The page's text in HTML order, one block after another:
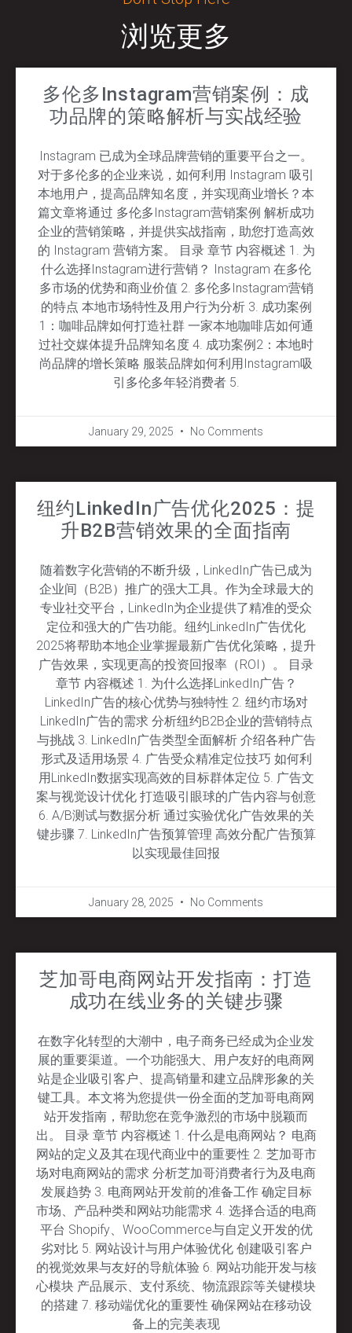
浏览更多
多伦多Instagram营销案例：成
功品牌的策略解析与实战经验
Instagram 已成为全球品牌营销的重要平台之一。
对于多伦多的企业来说，如何利用 Instagram 吸引
本地用户，提高品牌知名度，并实现商业增长？本
篇文章将通过 多伦多Instagram营销案例 解析成功
企业的营销策略，并提供实战指南，助您打造高效
的 Instagram 营销方案。 目录 章节 内容概述 1. 为
什么选择Instagram进行营销？ Instagram 在多伦
多市场的优势和商业价值 2. 多伦多Instagram营销
的特点 本地市场特性及用户行为分析 3. 成功案例
1：咖啡品牌如何打造社群 一家本地咖啡店如何通
过社交媒体提升品牌知名度 4. 成功案例2：本地时
尚品牌的增长策略 服装品牌如何利用Instagram吸
引多伦多年轻消费者 5.
January 29, 2025 No Comments
纽约LinkedIn广告优化2025：提
升B2B营销效果的全面指南
随着数字化营销的不断升级，LinkedIn广告已成为
企业间（B2B）推广的强大工具。作为全球最大的
专业社交平台，LinkedIn为企业提供了精准的受众
定位和强大的广告功能。纽约LinkedIn广告优化
2025将帮助本地企业掌握最新广告优化策略，提升
广告效果，实现更高的投资回报率（ROI）。 目录
章节 内容概述 1. 为什么选择LinkedIn广告？
LinkedIn广告的核心优势与独特性 2. 纽约市场对
LinkedIn广告的需求 分析纽约B2B企业的营销特点
与挑战 3. LinkedIn广告类型全面解析 介绍各种广告
形式及适用场景 4. 广告受众精准定位技巧 如何利
用LinkedIn数据实现高效的目标群体定位 5. 广告文
案与视觉设计优化 打造吸引眼球的广告内容与创意
6. A/B测试与数据分析 通过实验优化广告效果的关
键步骤 7. LinkedIn广告预算管理 高效分配广告预算
以实现最佳回报
January 28, 2025 No Comments
芝加哥电商网站开发指南：打造
成功在线业务的关键步骤
在数字化转型的大潮中，电子商务已经成为企业发
展的重要渠道。一个功能强大、用户友好的电商网
站是企业吸引客户、提高销量和建立品牌形象的关
键工具。本文将为您提供一份全面的芝加哥电商网
站开发指南，帮助您在竞争激烈的市场中脱颖而
出。 目录 章节 内容概述 1. 什么是电商网站？ 电商
网站的定义及其在现代商业中的重要性 2. 芝加哥市
场对电商网站的需求 分析芝加哥消费者行为及电商
发展趋势 3. 电商网站开发前的准备工作 确定目标
市场、产品种类和网站功能需求 4. 选择合适的电商
平台 Shopify、WooCommerce与自定义开发的优
劣对比 5. 网站设计与用户体验优化 创建吸引客户
的视觉效果与友好的导航体验 6. 网站功能开发与核
心模块 产品展示、支付系统、物流跟踪等关键模块
的搭建 7. 移动端优化的重要性 确保网站在移动设
备上的完美表现